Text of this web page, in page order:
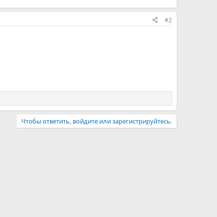
#2
Чтобы ответить, войдите или зарегистрируйтесь.